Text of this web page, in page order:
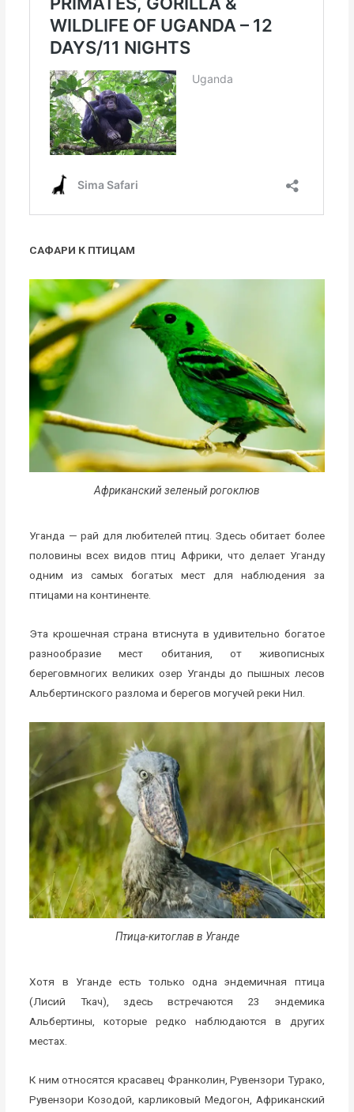
САФАРИ К ПТИЦАМ
Африканский зеленый рогоклюв
Уганда — рай для любителей птиц. Здесь обитает более
половины всех видов птиц Африки, что делает Уганду
одним из самых богатых мест для наблюдения за
птицами на континенте.
Эта крошечная страна втиснута в удивительно богатое
разнообразие мест обитания, от живописных
береговмногих великих озер Уганды до пышных лесов
Альбертинского разлома и берегов могучей реки Нил.
Птица-китоглав в Уганде
Хотя в Уганде есть только одна эндемичная птица
(Лисий Ткач), здесь встречаются 23 эндемика
Альбертины, которые редко наблюдаются в других
местах.
К ним относятся красавец Франколин, Рувензори Турако,
Рувензори Козодой, карликовый Медогон, Африканский